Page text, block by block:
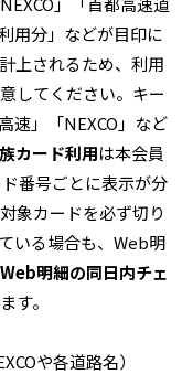
用分」などが目印に
上されるため、利用
してください。キー
速」「NEXCO」など
カード利用は本会員
番号ごとに表示が分
象カードを必ず切り
いる場合も、Web明
Web明細の同日内チェ
す。
や各道路名）